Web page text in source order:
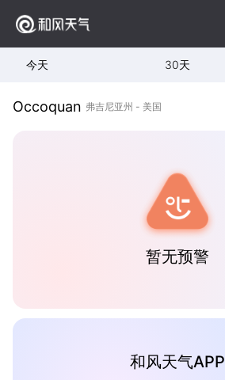
今天 30天
Occoquan 弗吉尼亚州 - 美国
暂无预警
和风天气APP